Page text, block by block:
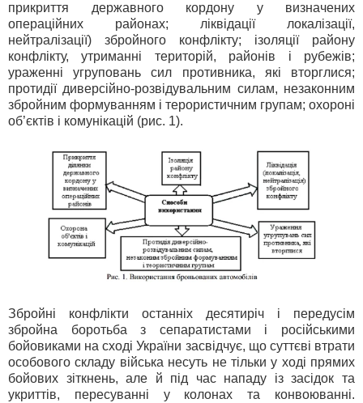
прикриття державного кордону у визначених
операційних районах; ліквідації локалізації,
нейтралізації) збройного конфлікту; ізоляції району
конфлікту, утриманні територій, районів і рубежів;
ураженні угруповань сил противника, які вторглися;
протидії диверсійно-розвідувальним силам, незаконним
збройним формуванням і терористичним групам; охороні
об’єктів і комунікацій (рис. 1).
Збройні конфлікти останніх десятиріч і передусім
збройна боротьба з сепаратистами і російськими
бойовиками на сході України засвідчує, що суттєві втрати
особового складу війська несуть не тільки у ході прямих
бойових зіткнень, але й під час нападу із засідок та
укриттів, пересуванні у колонах та конвоюванні.